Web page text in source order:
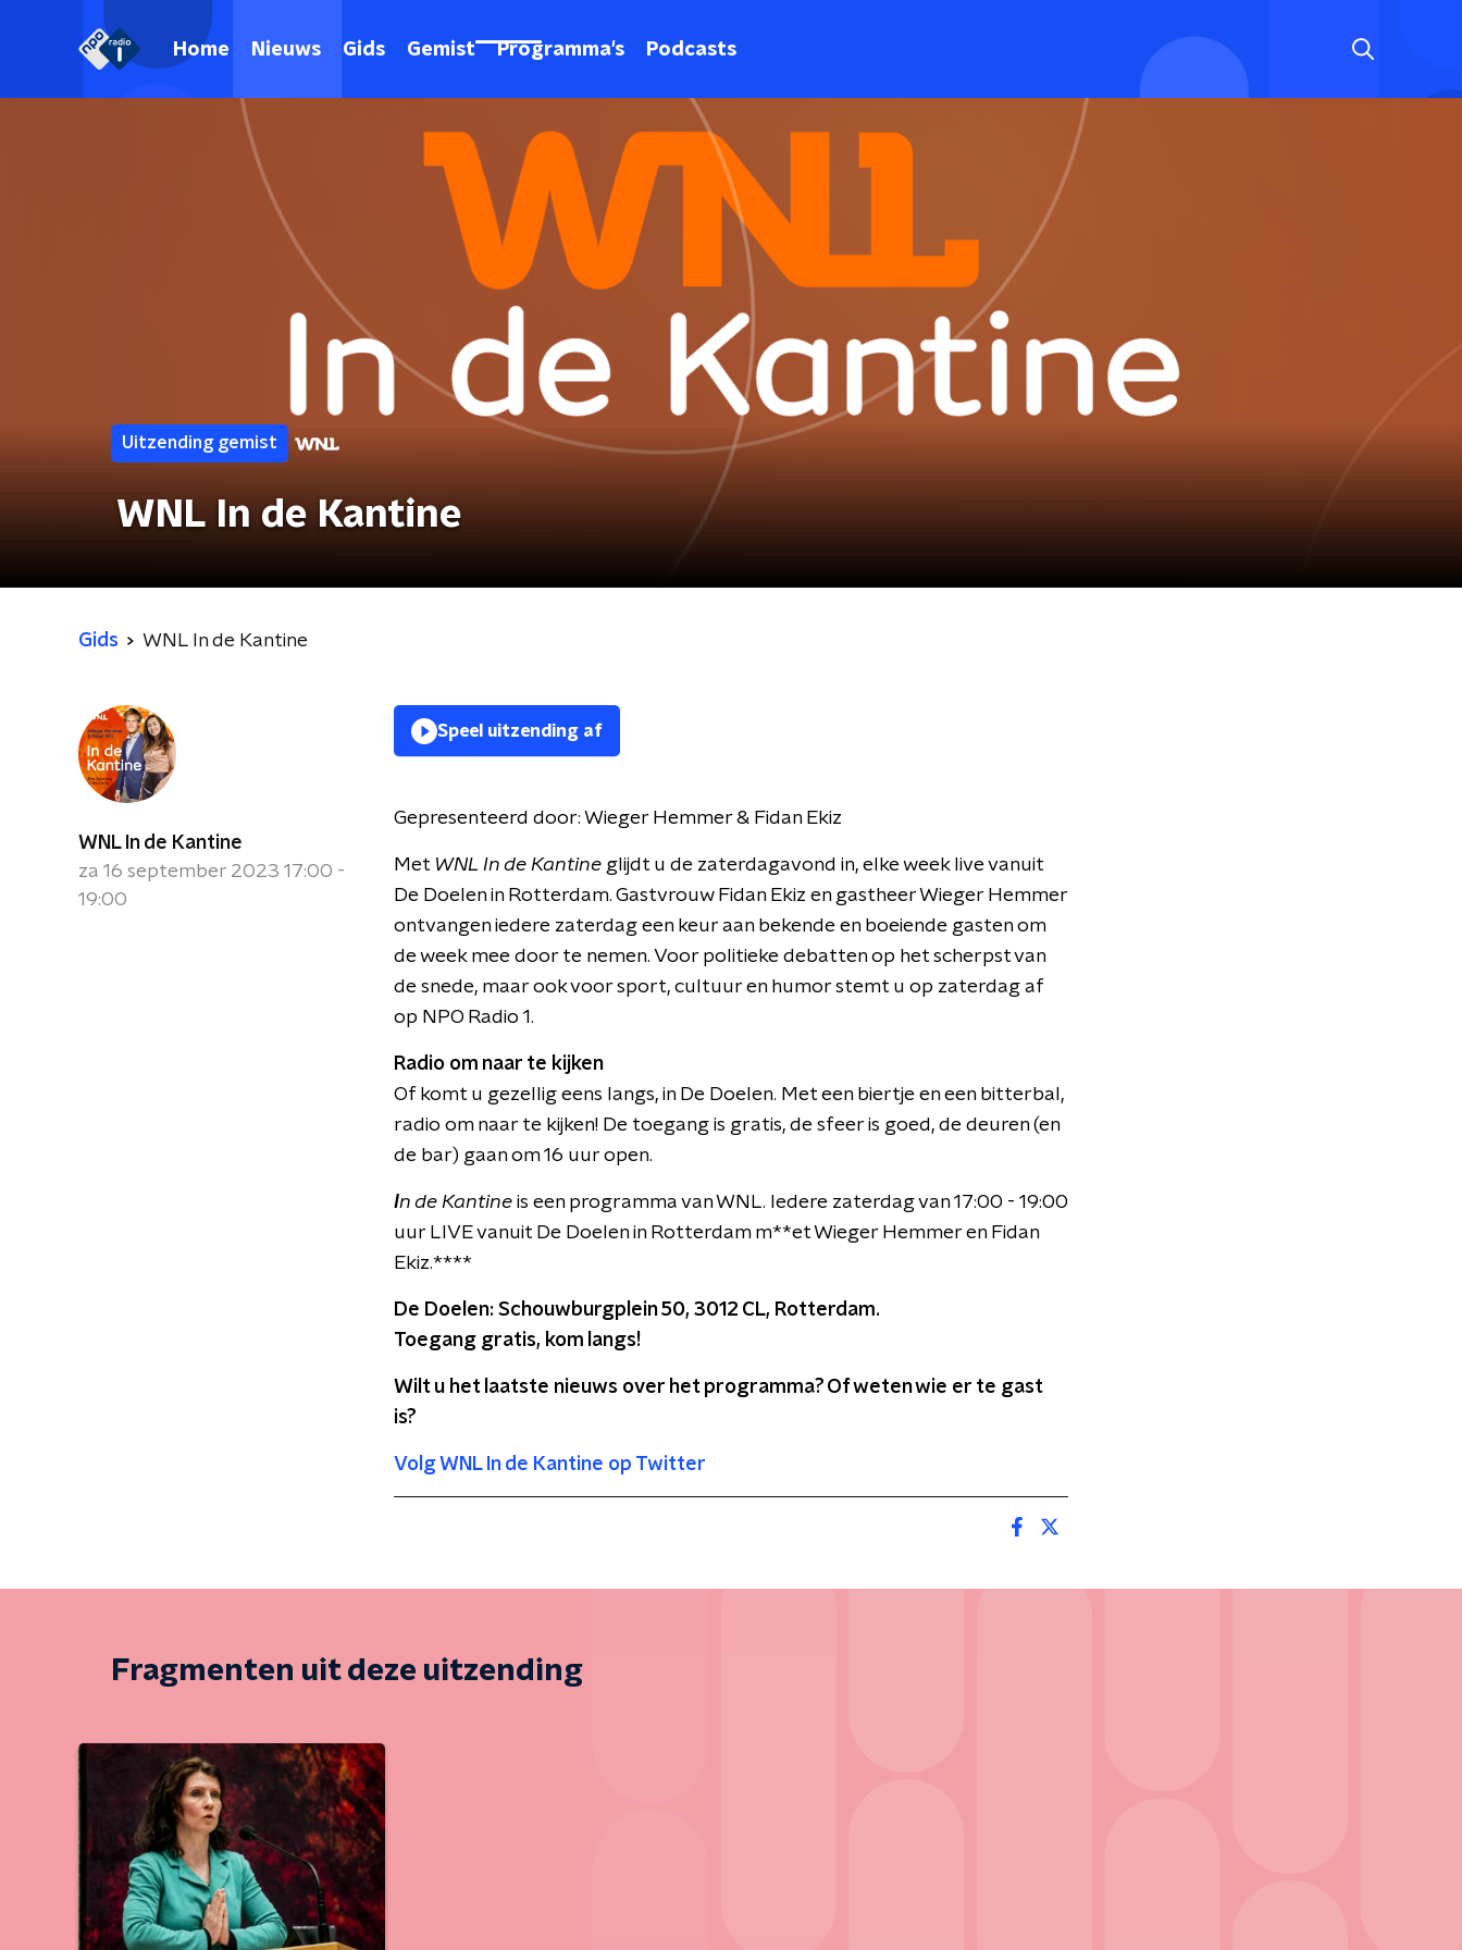
Home Nieuws Gids Gemist Programma's Podcasts
Uitzending gemist
WNL In de Kantine
Gids WNL In de Kantine
WNL In de Kantine
za 16 september 2023 17:00 -
19:00
Speel uitzending af
Gepresenteerd door: Wieger Hemmer & Fidan Ekiz
Met WNL In de Kantine glijdt u de zaterdagavond in, elke week live vanuit
De Doelen in Rotterdam. Gastvrouw Fidan Ekiz en gastheer Wieger Hemmer
ontvangen iedere zaterdag een keur aan bekende en boeiende gasten om
de week mee door te nemen. Voor politieke debatten op het scherpst van
de snede, maar ook voor sport, cultuur en humor stemt u op zaterdag af
op NPO Radio 1.
Radio om naar te kijken
Of komt u gezellig eens langs, in De Doelen. Met een biertje en een bitterbal,
radio om naar te kijken! De toegang is gratis, de sfeer is goed, de deuren (en
de bar) gaan om 16 uur open.
In de Kantine is een programma van WNL. Iedere zaterdag van 17:00 - 19:00
uur LIVE vanuit De Doelen in Rotterdam m**et Wieger Hemmer en Fidan
Ekiz.****
De Doelen: Schouwburgplein 50, 3012 CL, Rotterdam.
Toegang gratis, kom langs!
Wilt u het laatste nieuws over het programma? Of weten wie er te gast
is?
Volg WNL In de Kantine op Twitter
Fragmenten uit deze uitzending